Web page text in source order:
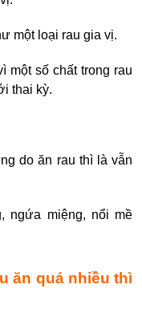
một loại rau gia vị.
một số chất trong rau
thai kỳ.
do ăn rau thì là vẫn
ngứa miệng, nổi mề
ăn quá nhiều thì